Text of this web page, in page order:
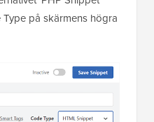
på skärmens högra